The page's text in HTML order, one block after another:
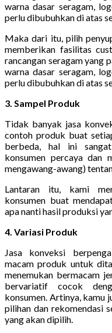
warna dasar seragam,
perlu dibubuhkan di atas
Maka dari itu, pilih
memberikan fasilitas
rancangan seragam yang
warna dasar seragam,
perlu dibubuhkan di atas
3. Sampel Produk
Tidak banyak jasa
contoh produk buat
berbeda, hal ini
konsumen percaya dan
mengawang-awang)
Lantaran itu, kami
konsumen buat
apa nanti hasil produksi
4. Variasi Produk
Jasa konveksi
macam produk untuk
menemukan bermacam
bervariatif cocok
konsumen. Artinya, kamu
pilihan dan rekomendasi
yang akan dipilih.